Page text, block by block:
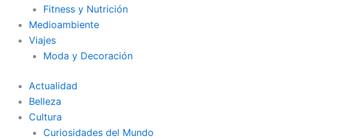
Fitness y Nutrición
Medioambiente
Viajes
Moda y Decoración
Actualidad
Belleza
Cultura
Curiosidades del Mundo